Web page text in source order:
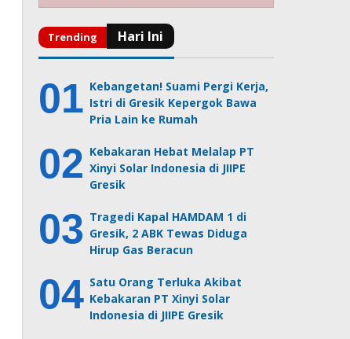
Kebangetan! Suami Pergi Kerja,
Istri di Gresik Kepergok Bawa
Pria Lain ke Rumah
Kebakaran Hebat Melalap PT
Xinyi Solar Indonesia di JIIPE
Gresik
Tragedi Kapal HAMDAM 1 di
Gresik, 2 ABK Tewas Diduga
Hirup Gas Beracun
Satu Orang Terluka Akibat
Kebakaran PT Xinyi Solar
Indonesia di JIIPE Gresik